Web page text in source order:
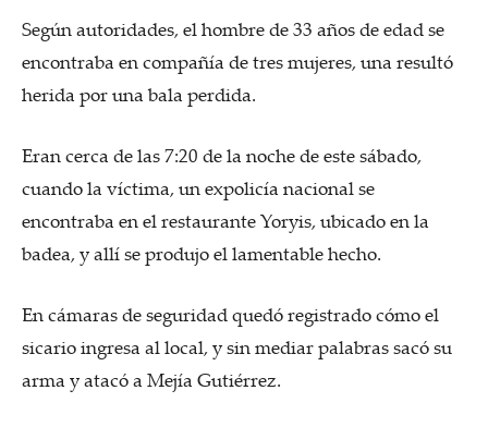
Según autoridades, el hombre de 33 años de edad se
encontraba en compañía de tres mujeres, una resultó
herida por una bala perdida.
Eran cerca de las 7:20 de la noche de este sábado,
cuando la víctima, un expolicía nacional se
encontraba en el restaurante Yoryis, ubicado en la
badea, y allí se produjo el lamentable hecho.
En cámaras de seguridad quedó registrado cómo el
sicario ingresa al local, y sin mediar palabras sacó su
arma y atacó a Mejía Gutiérrez.